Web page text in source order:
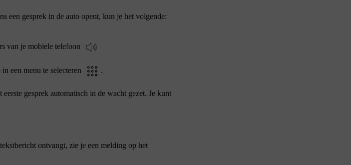
een gesprek in de auto opent, kun je het volgende:
van je mobiele telefoon
een menu te selecteren
.
gesprek automatisch in de wacht gezet. Je kunt
ontvangt, zie je een melding op het